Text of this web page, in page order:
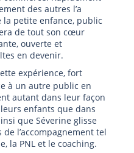
des autres l’a
la petite enfance, public
de tout son cœur
ouverte et
en devenir.
expérience, fort
à un autre public en
autant dans leur façon
enfants que dans
que Séverine glisse
l’accompagnement tel
la PNL et le coaching.